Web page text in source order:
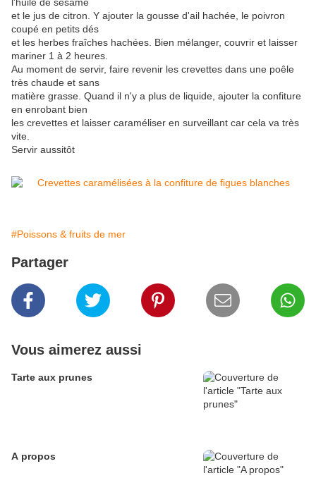
et le jus de citron. Y ajouter la gousse d'ail hachée, le poivron
coupé en petits dés
et les herbes fraîches hachées. Bien mélanger, couvrir et laisser
mariner 1 à 2 heures.
Au moment de servir, faire revenir les crevettes dans une poêle
très chaude et sans
matière grasse. Quand il n'y a plus de liquide, ajouter la confiture
en enrobant bien
les crevettes et laisser caraméliser en surveillant car cela va très
vite.
Servir aussitôt
#Poissons & fruits de mer
Partager
Vous aimerez aussi
Tarte aux prunes
A propos